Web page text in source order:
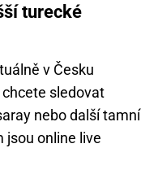
turecké
v Česku
sledovat
nebo další tamní
jsou online live